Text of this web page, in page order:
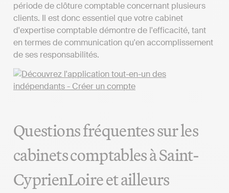
période de clôture comptable concernant plusieurs
clients. Il est donc essentiel que votre cabinet
d'expertise comptable démontre de l'efficacité, tant
en termes de communication qu'en accomplissement
de ses responsabilités.
Questions fréquentes sur les
cabinets comptables à Saint-
CyprienLoire et ailleurs